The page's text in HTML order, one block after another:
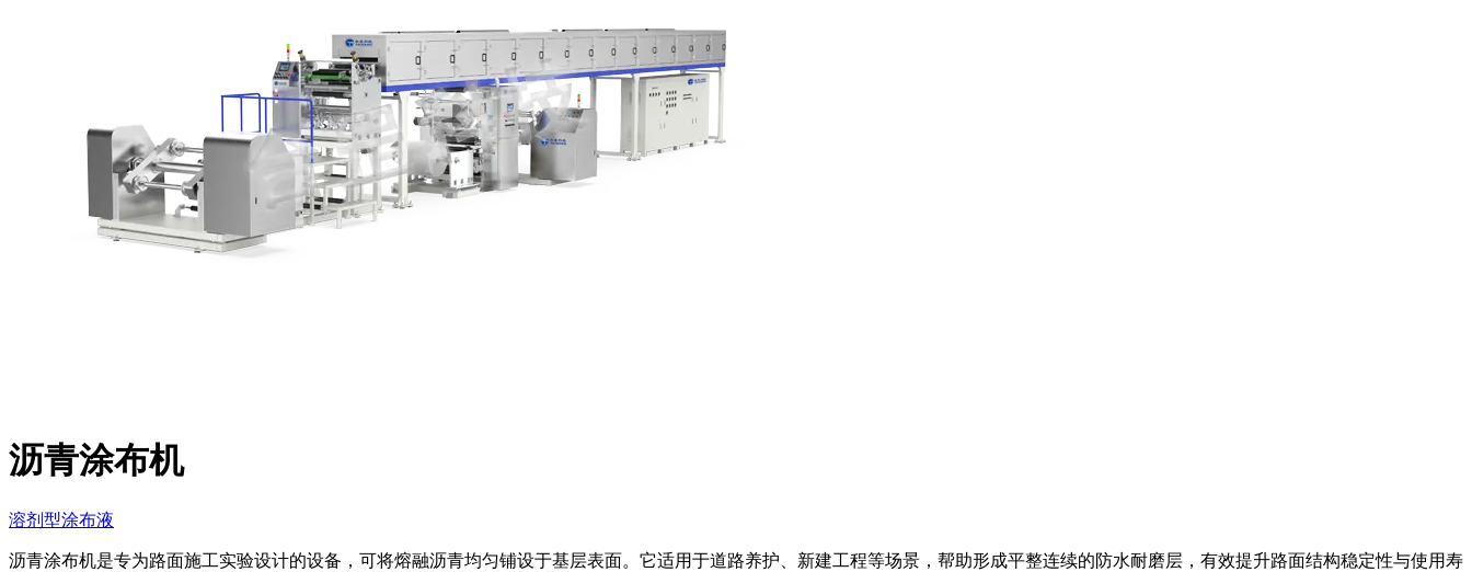
沥青涂布机
溶剂型涂布液
沥青涂布机是专为路面施工实验设计的设备，可将熔融沥青均匀铺设于基层表面。它适用于道路养护、新建工程等场景，帮助形成平整连续的防水耐磨层，有效提升路面结构稳定性与使用寿